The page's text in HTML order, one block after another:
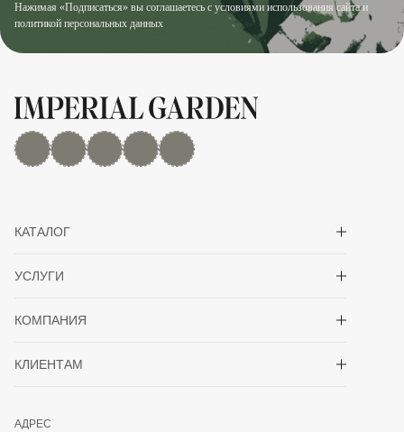
Нажимая «Подписаться» вы соглашаетесь с условиями использования сайта и
политикой персональных данных
MAX Дзен YouTuberutubeTelegram
КАТАЛОГ
УСЛУГИ
КОМПАНИЯ
КЛИЕНТАМ
АДРЕС